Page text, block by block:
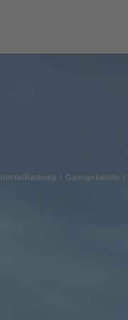
/ Gastgebende /